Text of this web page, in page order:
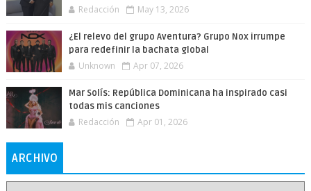
Redacción May 13, 2026
¿El relevo del grupo Aventura? Grupo Nox irrumpe
para redefinir la bachata global
Unknown Apr 07, 2026
Mar Solís: República Dominicana ha inspirado casi
todas mis canciones
Redacción Apr 01, 2026
ARCHIVO